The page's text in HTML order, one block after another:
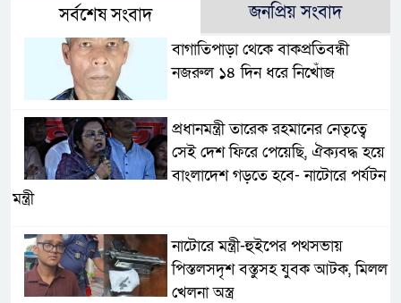
সর্বশেষ সংবাদ জনপ্রিয় সংবাদ
বাগাতিপাড়া থেকে বাকপ্রতিবন্ধী
নজরুল ১৪ দিন ধরে নিখোঁজ
প্রধানমন্ত্রী তারেক রহমানের নেতৃত্বে
সেই দেশ ফিরে পেয়েছি, ঐক্যবদ্ধ হয়ে
বাংলাদেশ গড়তে হবে- নাটোরে পর্যটন
মন্ত্রী
নাটোরে মন্ত্রী-হুইপের পথসভায়
পিস্তলসদৃশ বস্তুসহ যুবক আটক, মিলল
খেলনা অস্ত্র